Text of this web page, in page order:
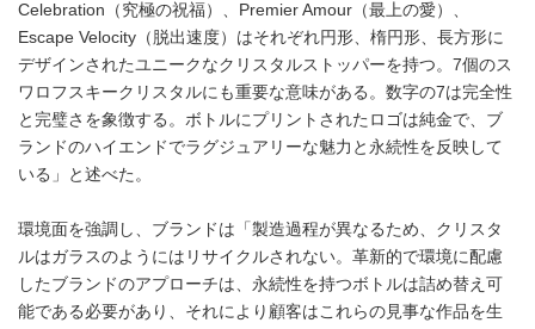
Celebration（究極の祝福）、Premier Amour（最上の愛）、
Escape Velocity（脱出速度）はそれぞれ円形、楕円形、長方形に
デザインされたユニークなクリスタルストッパーを持つ。7個のス
ワロフスキークリスタルにも重要な意味がある。数字の7は完全性
と完璧さを象徴する。ボトルにプリントされたロゴは純金で、ブ
ランドのハイエンドでラグジュアリーな魅力と永続性を反映して
いる」と述べた。
環境面を強調し、ブランドは「製造過程が異なるため、クリスタ
ルはガラスのようにはリサイクルされない。革新的で環境に配慮
したブランドのアプローチは、永続性を持つボトルは詰め替え可
能である必要があり、それにより顧客はこれらの見事な作品を生